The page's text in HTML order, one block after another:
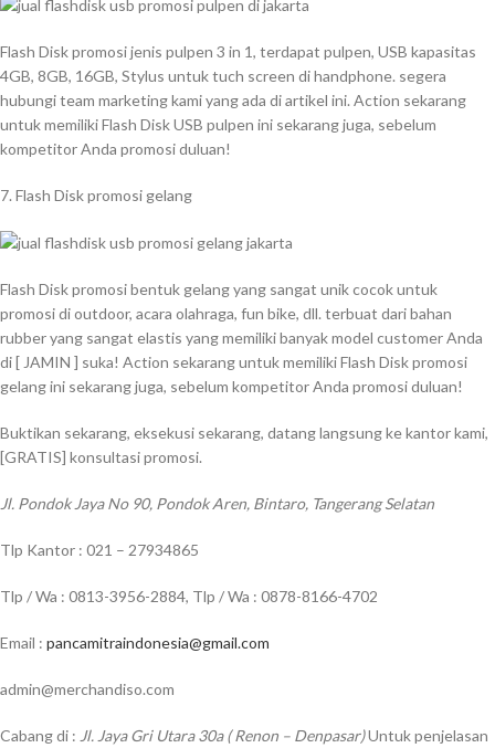
Flash Disk promosi jenis pulpen 3 in 1, terdapat pulpen, USB kapasitas
4GB, 8GB, 16GB, Stylus untuk tuch screen di handphone. segera
hubungi team marketing kami yang ada di artikel ini. Action sekarang
untuk memiliki Flash Disk USB pulpen ini sekarang juga, sebelum
kompetitor Anda promosi duluan!
7. Flash Disk promosi gelang
Flash Disk promosi bentuk gelang yang sangat unik cocok untuk
promosi di outdoor, acara olahraga, fun bike, dll. terbuat dari bahan
rubber yang sangat elastis yang memiliki banyak model customer Anda
di [ JAMIN ] suka! Action sekarang untuk memiliki Flash Disk promosi
gelang ini sekarang juga, sebelum kompetitor Anda promosi duluan!
Buktikan sekarang, eksekusi sekarang, datang langsung ke kantor kami,
[GRATIS] konsultasi promosi.
Jl. Pondok Jaya No 90, Pondok Aren, Bintaro, Tangerang Selatan
Tlp Kantor : 021 – 27934865
Tlp / Wa : 0813-3956-2884, Tlp / Wa : 0878-8166-4702
Email : pancamitraindonesia@gmail.com
admin@merchandiso.com
Cabang di : Jl. Jaya Gri Utara 30a ( Renon – Denpasar)Untuk penjelasan